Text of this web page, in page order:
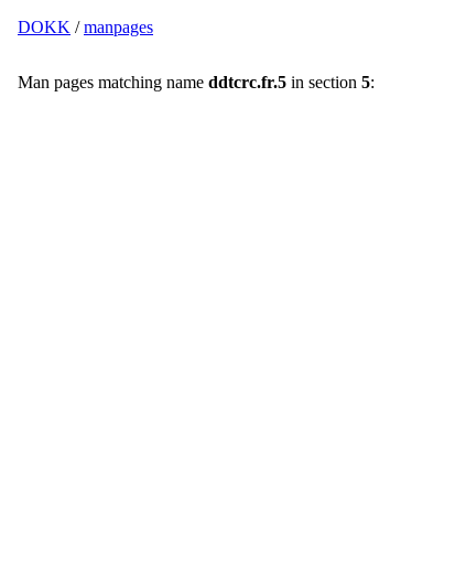
DOKK /manpages
Man pages matching name ddtcrc.fr.5 in section 5: